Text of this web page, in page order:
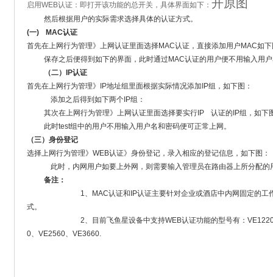
启用WEB认证：即打开该功能的总开关，具体界面如下：
然后根据用户的实际需求选择具体的认证方式。
(一) MAC认证
首先在上网行为管理》上网认证里面选择MAC认证，直接添加用户MAC如
保存之后便得到如下的界面，此时通过MAC认证的用户便不用输入用
（二）IP认证
首先在上网行为管理》IP地址组里面根据实际情况添加IP组，如下图：
添加之后得到如下两个IP组：
其次在上网行为管理》上网认证里面选择要实行IP 认证的IP组，如下
此时test组中的用户不用输入用户名和密码便可正常上网。
（三）身份登记
选择上网行为管理》WEB认证》身份登记，录入相应的登记信息，如下图：
此时，内网用户如要上外网，则需要输入管理员在路由器上所分配的
备注：
1、MAC认证和IP认证主要针对企业或酒店中内网固定的工作人
式。
2、目前飞鱼星设备中支持WEB认证功能的型号有：VE1220、
0、VE2560、VE3660.